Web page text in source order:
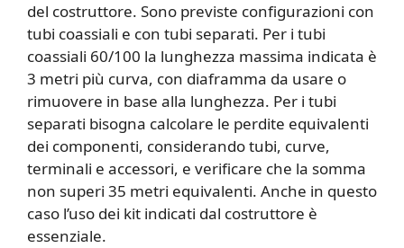
del costruttore. Sono previste configurazioni con
tubi coassiali e con tubi separati. Per i tubi
coassiali 60/100 la lunghezza massima indicata è
3 metri più curva, con diaframma da usare o
rimuovere in base alla lunghezza. Per i tubi
separati bisogna calcolare le perdite equivalenti
dei componenti, considerando tubi, curve,
terminali e accessori, e verificare che la somma
non superi 35 metri equivalenti. Anche in questo
caso l’uso dei kit indicati dal costruttore è
essenziale.